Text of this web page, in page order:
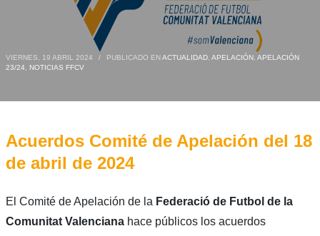
VIERNES, 19 ABRIL 2024 / PUBLICADO ENACTUALIDAD, APELACIÓN, APELACIÓN
23/24
NOTICIAS FFCV
Acuerdos Comité de Apelación del 18
de abril de 2024
El Comité de Apelación de la Federació de Futbol de la
Comunitat Valencianahace públicos los acuerdos